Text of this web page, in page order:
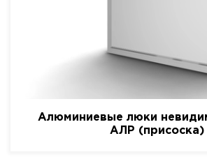
Алюминиевые люки
АЛР (присоска)